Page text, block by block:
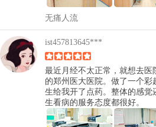
无痛人流
ist457813645***
最近月经不太正常，就想去
的郑州医大医院。做了一个
生给我开了点药。整体的感
生看病的服务态度都很好。